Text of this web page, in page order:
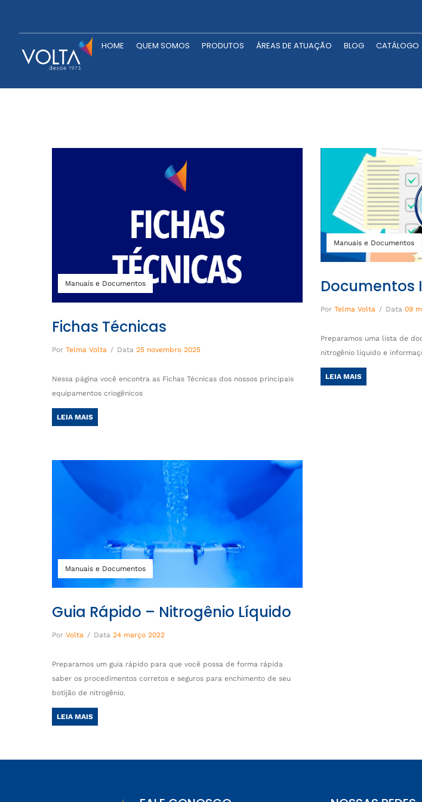
HOME QUEM SOMOS PRODUTOS ÁREAS DE ATUAÇÃO BLOG CATÁLOGO
Manuais e Documentos
Fichas Técnicas
Por Telma Volta / Data 25 novembro 2025
Nessa página você encontra as Fichas Técnicas dos nossos principais
equipamentos criogênicos
LEIA MAIS
Manuais e Documentos
Por Telma Volta / Data 09
Preparamos uma lista de
nitrogênio líquido e
LEIA MAIS
Manuais e Documentos
Guia Rápido – Nitrogênio Líquido
Por Volta / Data 24 março 2022
Preparamos um guia rápido para que você possa de forma rápida
saber os procedimentos corretos e seguros para enchimento de seu
botijão de nitrogênio.
LEIA MAIS